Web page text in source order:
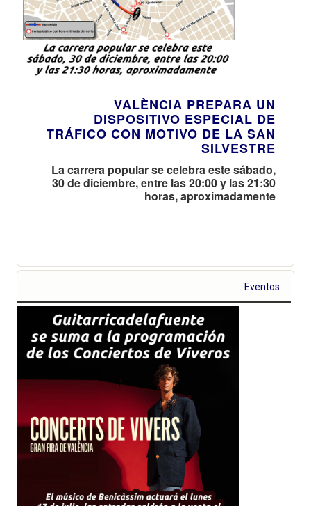
VALÈNCIA PREPARA UN
DISPOSITIVO ESPECIAL DE
TRÁFICO CON MOTIVO DE LA SAN
SILVESTRE
La carrera popular se celebra este sábado,
30 de diciembre, entre las 20:00 y las 21:30
horas, aproximadamente
Eventos